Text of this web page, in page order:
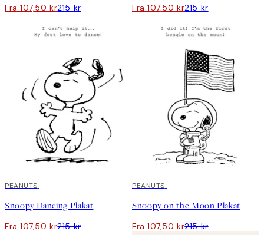
Fra 107,50 kr215 kr Fra 107,50 kr215 kr
50%*
PEANUTS
Snoopy Dancing Plakat
Fra 107,50 kr215 kr
50%*
PEANUTS
Snoopy on the Moon Plakat
Fra 107,50 kr215 kr